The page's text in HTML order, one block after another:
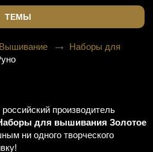
ТЕМЫ
Вышивание
Наборы для
производитель
для вышивания Золотое
ни одного творческого